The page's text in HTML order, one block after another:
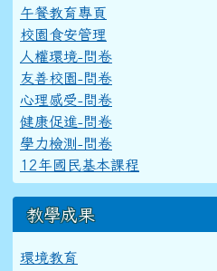
午餐教育專頁
校園食安管理
人權環境-問卷
友善校園-問卷
心理感受-問卷
健康促進-問卷
學力檢測-問卷
12年國民基本課程
教學成果
環境教育